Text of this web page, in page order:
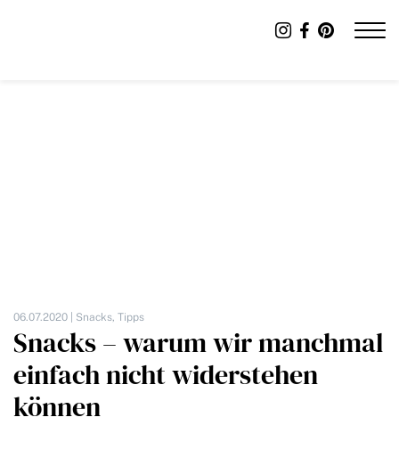
06.07.2020 | Snacks, Tipps
Snacks – warum wir manchmal
einfach nicht widerstehen
können